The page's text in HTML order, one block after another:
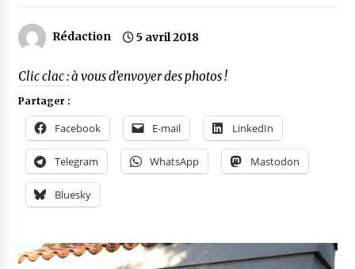
Rédaction 5 avril 2018
Clic clac : à vous d’envoyer des photos !
Partager :
Facebook E-mail LinkedIn
Telegram WhatsApp Mastodon
Bluesky